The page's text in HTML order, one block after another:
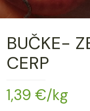
BUČKE-
CERP
1,39 €/kg